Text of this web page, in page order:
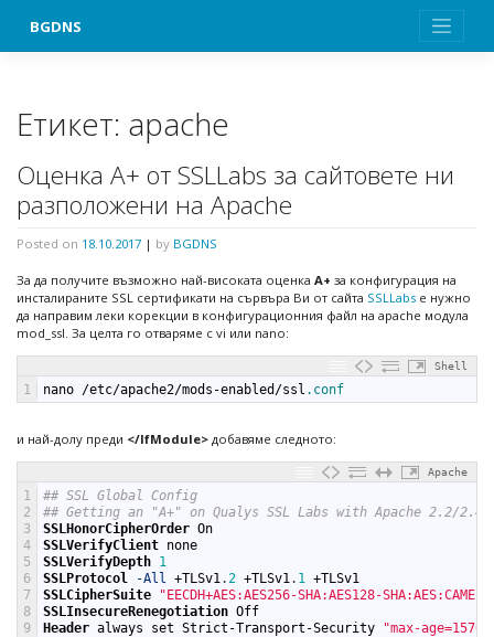
BGDNS
Етикет: apache
Оценка А+ от SSLLabs за сайтовете ни
разположени на Apache
Posted on 18.10.2017 | by BGDNS
За да получите възможно най-високата оценка А+ за конфигурация на
инсталираните SSL сертификати на сървъра Ви от сайта SSLLabs е нужно
да направим леки корекции в конфигурационния файл на apache модула
mod_ssl. За целта го отваряме с vi или nano:
Shell
1 nano /etc/apache2/mods -enabled /ssl .conf
и най-долу преди </IfModule> добавяме следното:
Apache
1
2
3
4
5
6
7
8
9
## SSL Global Config
## Getting an "A+" on Qualys SSL Labs with Apache 2.2/2.4
SSLHonorCipherOrder On
SSLVerifyClient none
SSLVerifyDepth 1
SSLProtocol
-All +TLSv1.2 +TLSv1. 1 +TLSv1
SSLCipherSuite
"EECDH+AES:AES256-SHA:AES128-
SSLInsecureRenegotiation Off
Header always set Strict-Transport-Security "max-